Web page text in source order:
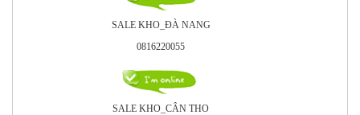
SALE KHO_ÐÀ NANG
0816220055
SALE KHO_CÂN THO